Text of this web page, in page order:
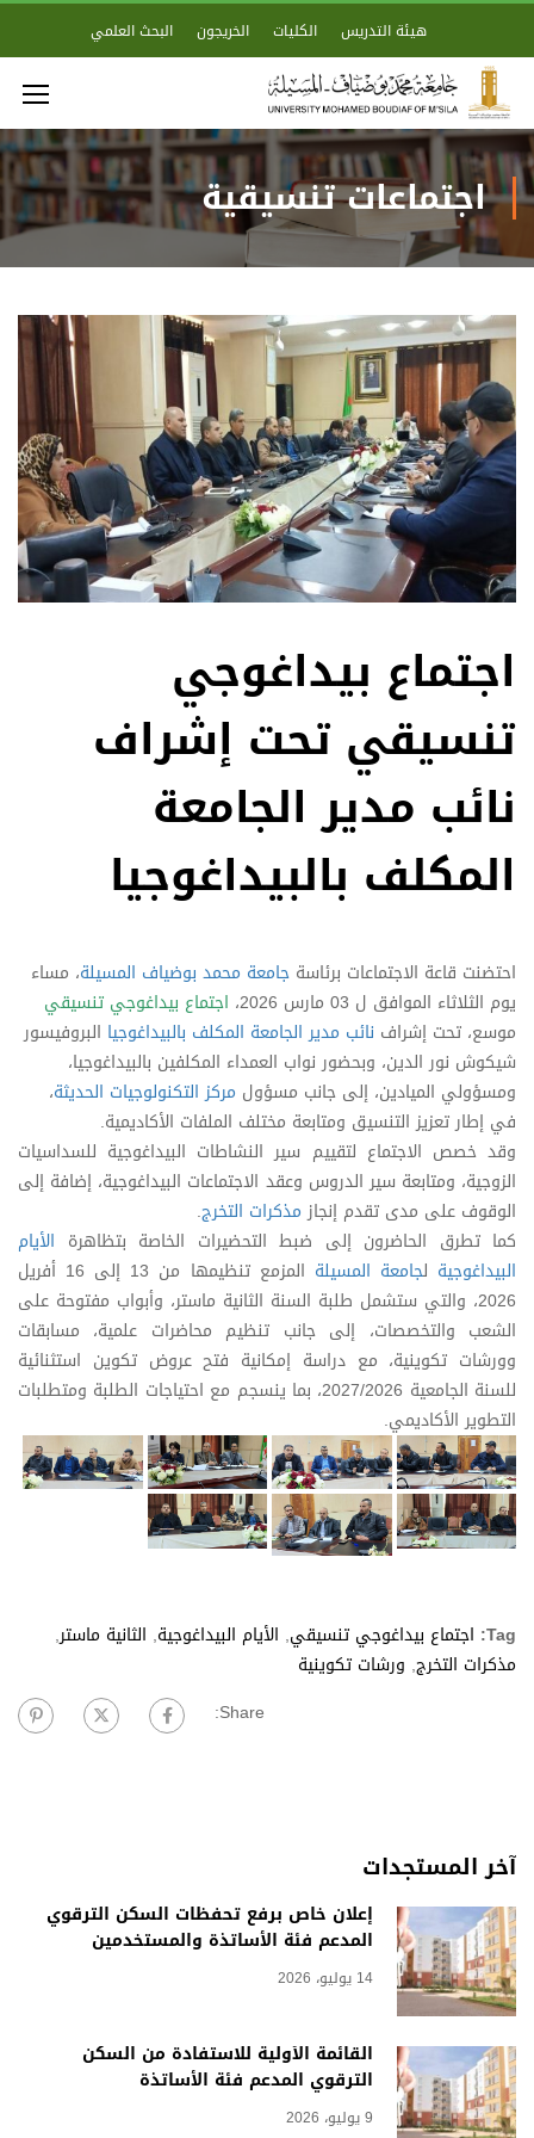
هيئة التدريس الكليات الخريجون البحث العلمي
اجتماعات تنسيقية
اجتماع بيداغوجي
تنسيقي تحت إشراف
نائب مدير الجامعة
المكلف بالبيداغوجيا
احتضنت قاعة الاجتماعات برئاسة جامعة محمد بوضياف المسيلة، مساء
يوم الثلاثاء الموافق ل 03 مارس 2026،
اجتماع بيداغوجي تنسيقي
موسع، تحت إشراف نائب مدير الجامعة المكلف بالبيداغوجيا البروفيسور
شيكوش نور الدين، وبحضور نواب العمداء المكلفين بالبيداغوجيا،
ومسؤولي الميادين، إلى جانب مسؤول مركز التكنولوجيات الحديثة،
في إطار تعزيز التنسيق ومتابعة مختلف الملفات الأكاديمية.
وقد خصص الاجتماع لتقييم سير النشاطات البيداغوجية للسداسيات
الزوجية، ومتابعة سير الدروس وعقد الاجتماعات البيداغوجية، إضافة إلى
الوقوف على مدى تقدم إنجازمذكرات التخرج.
كما تطرق الحاضرون إلى ضبط التحضيرات الخاصة بتظاهرة الأيام
البيداغوجية لجامعة المسيلة
المزمع تنظيمها من 13 إلى 16 أفريل
2026، والتي ستشمل طلبة السنة الثانية ماستر، وأبواب مفتوحة على
الشعب والتخصصات، إلى جانب تنظيم محاضرات علمية، مسابقات
وورشات تكوينية، مع دراسة إمكانية فتح عروض تكوين استثنائية
للسنة الجامعية 2027/2026، بما ينسجم مع احتياجات الطلبة ومتطلبات
التطوير الأكاديمي.
Tag: اجتماع بيداغوجي تنسيقي, الأيام البيداغوجية, الثانية ماستر,
مذكرات التخرج, ورشات تكوينية
Share:
آخر المستجدات
إعلان خاص برفع تحفظات السكن الترقوي
المدعم فئة الأساتذة والمستخدمين
14 يوليو، 2026
القائمة الأولية للاستفادة من السكن
الترقوي المدعم فئة الأساتذة
9 يوليو، 2026